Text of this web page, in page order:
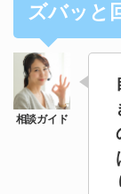
ズバッと